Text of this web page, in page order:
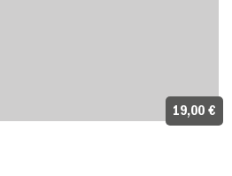
19,00 €